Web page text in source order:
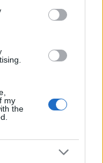
including but
You may click to
third-party tags to
my
the